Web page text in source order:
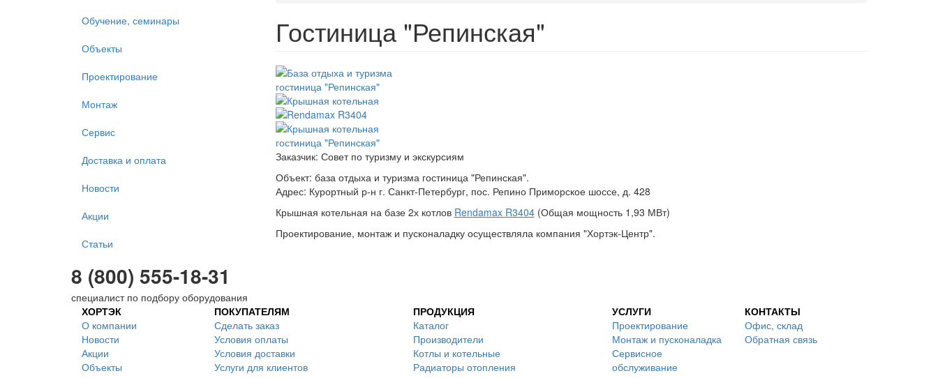
Обучение, семинары
Объекты
Проектирование
Монтаж
Сервис
Доставка и оплата
Новости
Акции
Статьи
Гостиница "Репинская"
Заказчик: Совет по туризму и экскурсиям
Объект: база отдыха и туризма гостиница "Репинская".
Адрес: Курортный р-н г. Санкт-Петербург, пос. Репино Приморское шоссе, д. 428
Крышная котельная на базе 2х котлов Rendamax R3404(Общая мощность 1,93 МВт)
Проектирование, монтаж и пусконаладку осуществляла компания "Хортэк-Центр".
8 (800) 555-18-31
специалист по подбору оборудования
ХОРТЭК
О компании
Новости
Акции
Объекты
ПОКУПАТЕЛЯМ
Сделать заказ
Условия оплаты
Условия доставки
Услуги для клиентов
ПРОДУКЦИЯ
Каталог
Производители
Котлы и котельные
Радиаторы отопления
УСЛУГИ
Проектирование
Монтаж и пусконаладка
Сервисное
обслуживание
КОНТАКТЫ
Офис, склад
Обратная связь